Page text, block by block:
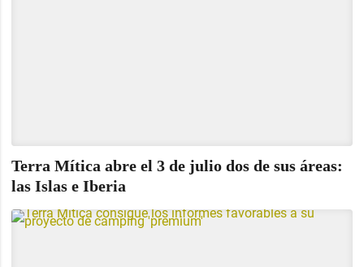
Terra Mítica abre el 3 de julio dos de sus áreas:
las Islas e Iberia